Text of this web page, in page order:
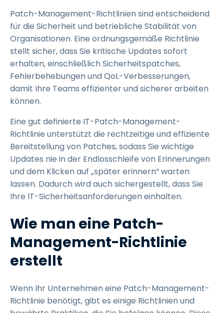
Patch-Management-Richtlinien sind entscheidend
für die Sicherheit und betriebliche Stabilität von
Organisationen. Eine ordnungsgemäße Richtlinie
stellt sicher, dass Sie kritische Updates sofort
erhalten, einschließlich Sicherheitspatches,
Fehlerbehebungen und QoL-Verbesserungen,
damit Ihre Teams effizienter und sicherer arbeiten
können.
Eine gut definierte IT-Patch-Management-
Richtlinie unterstützt die rechtzeitige und effiziente
Bereitstellung von Patches, sodass Sie wichtige
Updates nie in der Endlosschleife von Erinnerungen
und dem Klicken auf „später erinnern“ warten
lassen. Dadurch wird auch sichergestellt, dass Sie
Ihre IT-Sicherheitsanforderungen einhalten.
Wie man eine Patch-
Management-Richtlinie
erstellt
Wenn Ihr Unternehmen eine Patch-Management-
Richtlinie benötigt, gibt es einige Richtlinien und